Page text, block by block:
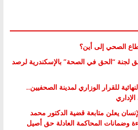
الصحي إلى أين؟
لجنة “الحق في الصحة” بالإسكندرية لرصد
للقرار الوزاري لمدينة الصحفيين..
يعلن متابعة قضية الدكتور محمد
وضمانات المحاكمة العادلة حق أصيل